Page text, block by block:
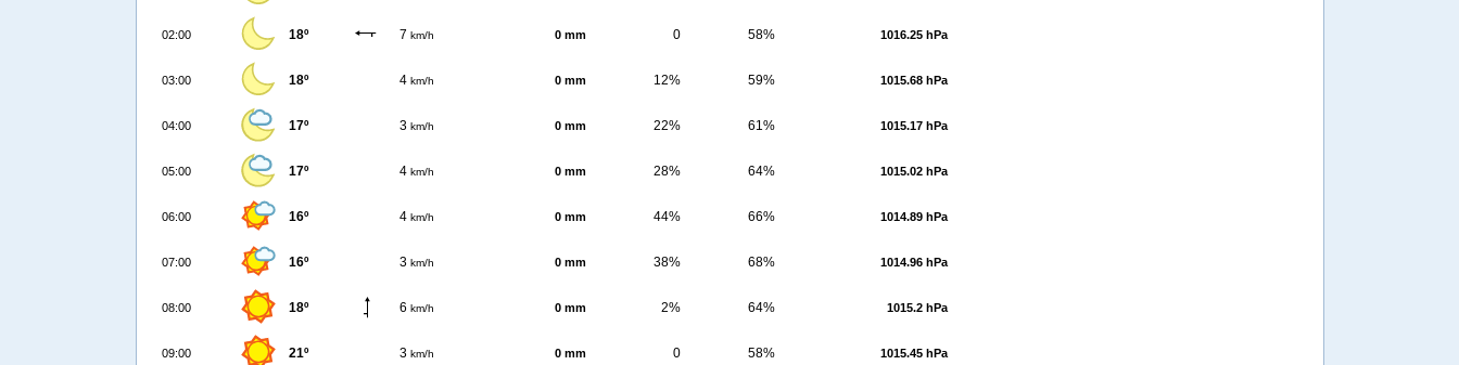
02:00 18º 7 km/h 0 mm 0 58% 1016.25 hPa
03:00 18º 4 km/h 0 mm 12% 59% 1015.68 hPa
04:00 17º 3 km/h 0 mm 22% 61% 1015.17 hPa
05:00 17º 4 km/h 0 mm 28% 64% 1015.02 hPa
06:00 16º 4 km/h 0 mm 44% 66% 1014.89 hPa
07:00 16º 3 km/h 0 mm 38% 68% 1014.96 hPa
08:00 18º 6 km/h 0 mm 2% 64% 1015.2 hPa
09:00 21º 3 km/h 0 mm 0 58% 1015.45 hPa